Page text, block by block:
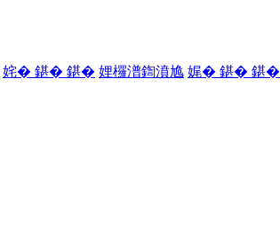
姹� 鍖� 鍖� 娌欏潽鍧濆尯 娓� 鍖� 鍖�